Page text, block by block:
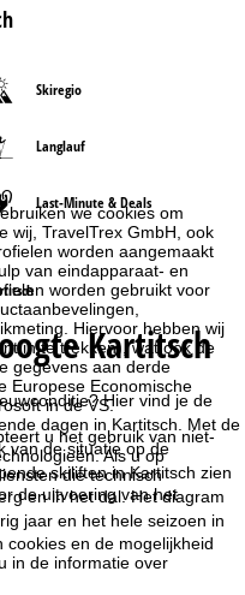
we cookies om
wij, TravelTrex GmbH, ook
worden aangemaakt
van eindapparaat- en
worden gebruikt voor
Hiervoor hebben wij
in te trekken), wat ook de
gegevens aan derde
Europese Economische
in de VS.
u het gebruik van niet-
Als u op
die technisch
de uitvoering van het
en de mogelijkheid
in de informatie over
Skiregio
Langlauf
Last-Minute & Deals
Kartitsch
Hier vind je de
dagen in Kartitsch. Met de
van de situatie op de
skiliften in Kartitsch zien
en in het dal. Het diagram
jaar en het hele seizoen in